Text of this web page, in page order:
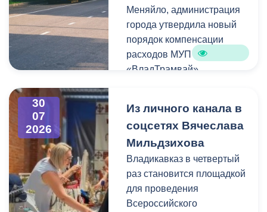
преобразования
набережной Терека как
главной прогулочной зоны
Владикавказа.
Колхидова и руководителя
Северо-Осетинского
отделения студенческих
отрядов Олега Габараева
и всех неравнодушных
гуманитарной помощи для
бойцов.
Мой канал в Макс.
Меняйло, администрация
города утвердила новый
порядок компенсации
расходов МУП
«ВладТрамвай».
проездной, необходимо
сдать фотографию 3×4 в
администрацию своей
школы. Проездной будет
действовать до конца
календарного года.
Пользоваться проездным
30
07
2026
Из личного канала в
соцсетях Вячеслава
Мильдзихова
Владикавказ в четвертый
раз становится площадкой
для проведения
Всероссийского